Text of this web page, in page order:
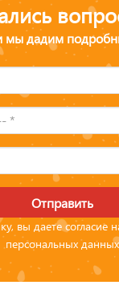
мы дадим
Отправить
вы даете согласие
персональных данных